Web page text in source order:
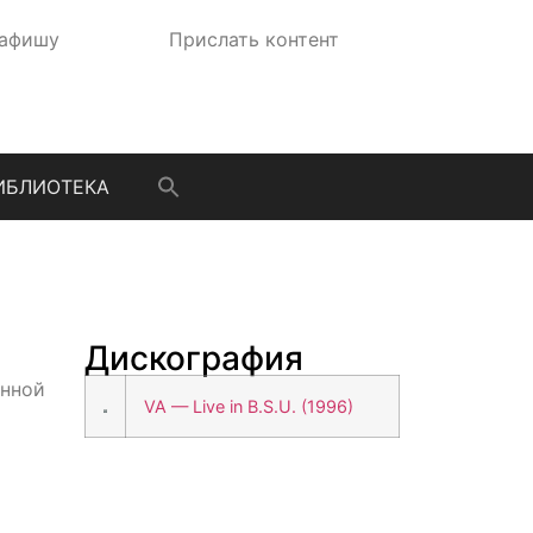
Прислать контент
Дискография
VA — Live in B.S.U. (1996)